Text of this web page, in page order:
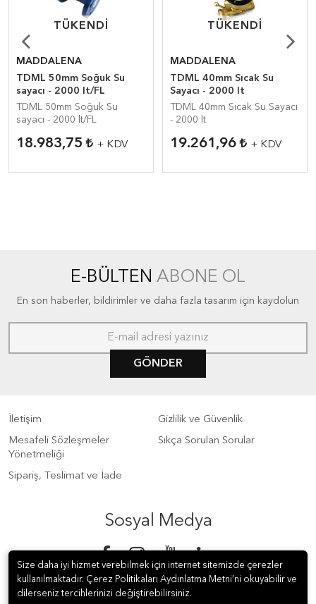
TÜKENDI
TÜKENDI
MADDALENA
TDML 50mm Soğuk Su
sayacı - 2000 lt/FL
TDML 50mm Soğuk Su
sayacı - 2000 lt/FL
18.983,75 + KDV
TÜKENDI
TÜKENDI
MADDALENA
TDML 40mm Sıcak Su
Sayacı - 2000 lt
TDML 40mm Sıcak Su Sayacı
- 2000 lt
19.261,96 + KDV
E-BÜLTEN ABONE OL
En son haberler, bildirimler ve daha fazla tasarım için kaydolun
GÖNDER
İletişim
Gizlilik ve Güvenlik
Mesafeli Sözleşmeler
Yönetmeliği
Sıkça Sorulan Sorular
Sipariş, Teslimat ve İade
Sosyal Medya
Size daha iyi hizmet verebilmek için internet sitemizde çerezler
kullanılmaktadır. Çerez Politikaları Aydınlatma Metni’ni okuyabilir ve
dilerseniz tercihlerinizi değiştirebilirsiniz.